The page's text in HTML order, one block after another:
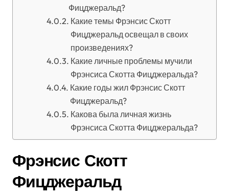
Фицджеральд?
Какие темы Фрэнсис Скотт
Фицджеральд освещал в своих
произведениях?
Какие личные проблемы мучили
Фрэнсиса Скотта Фицджеральда?
Какие годы жил Фрэнсис Скотт
Фицджеральд?
Какова была личная жизнь
Фрэнсиса Скотта Фицджеральда?
Фрэнсис Скотт
Фицджеральд